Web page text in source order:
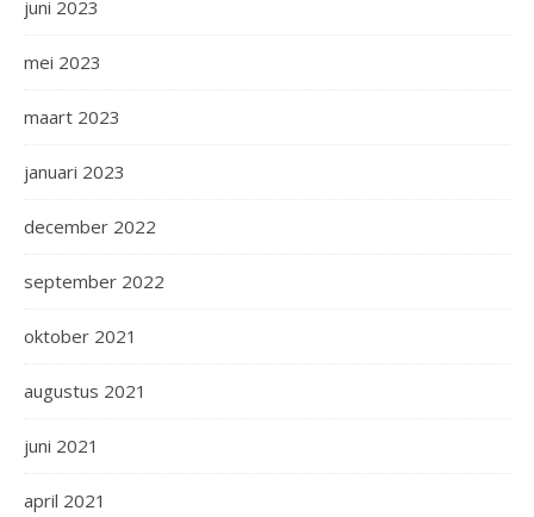
juni 2023
mei 2023
maart 2023
januari 2023
december 2022
september 2022
oktober 2021
augustus 2021
juni 2021
april 2021